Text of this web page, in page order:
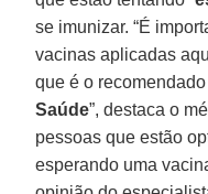
se imunizar. “É
vacinas aplicadas
que é o
Saúde”, destaca o
pessoas que estão
esperando uma